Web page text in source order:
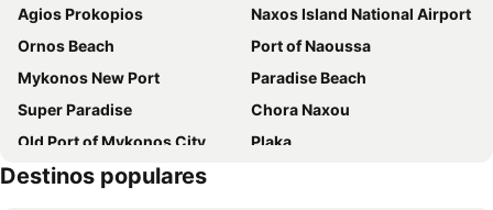
Palladium Hotel
Alexandros Mykonos Hotel
Peristeronas Village
Petasos Chic Hotel
Absolute Mykonos Suites & More
Grace Mykonos
Myconian Panoptis Escape - Small Luxury Hotels of the World
Giannoulaki Hotel
Semeli Hotel Mykonos
Aeonic Suites and Spa
Ftelia Bay Boutique Hotel
Agios Prokopios
Naxos Island National Airport
Ornos Beach
Port of Naoussa
Mykonos New Port
Paradise Beach
Super Paradise
Chora Naxou
Old Port of Mykonos City
Plaka
Glyfada
Destinos populares